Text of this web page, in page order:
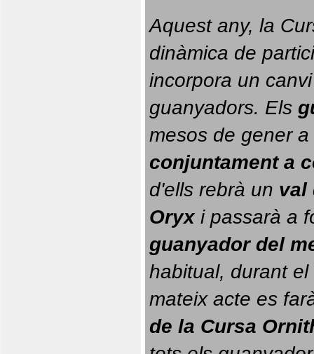
Aquest any, la
dinàmica de
incorpora un
guanyadors. Els
conjuntament a
d'ells rebrà un val
Oryx i passarà a
guanyador del
habitual, durant el
mateix acte es
de la Cursa